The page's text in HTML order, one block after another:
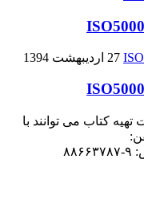
27 اردیبهشت 1394
کتاب می توانند با